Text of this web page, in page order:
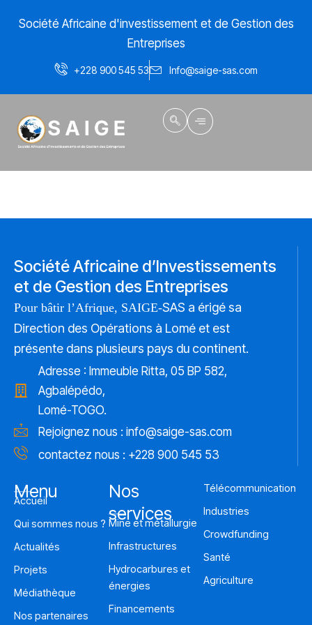
Société Africaine d'investissement et de Gestion des
Entreprises
+228 900 545 53 Info@saige-sas.com
Société Africaine d’Investissements
et de Gestion des Entreprises
Pour bâtir l’Afrique, SAIGE-SAS a érigé sa
Direction des Opérations à Lomé et est
présente dans plusieurs pays du continent.
Adresse : Immeuble Ritta, 05 BP 582,
Agbalépédo,
Lomé-TOGO.
Rejoignez nous : info@saige-sas.com
contactez nous : +228 900 545 53
Menu
Accueil
Qui sommes nous ?
Actualités
Projets
Médiathèque
Nos partenaires
Nos
services
Mine et métallurgie
Infrastructures
Hydrocarbures et
énergies
Financements
Télécommunication
Industries
Crowdfunding
Santé
Agriculture